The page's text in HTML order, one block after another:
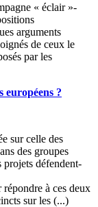
« éclair »-
arguments
de ceux le
par les
européens ?
sur celle des
des groupes
projets défendent-
répondre à ces deux
sur les (...)